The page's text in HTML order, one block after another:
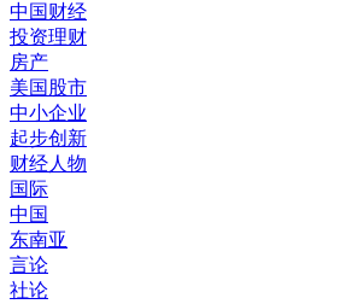
中国财经
投资理财
房产
美国股市
中小企业
起步创新
财经人物
国际
中国
东南亚
言论
社论